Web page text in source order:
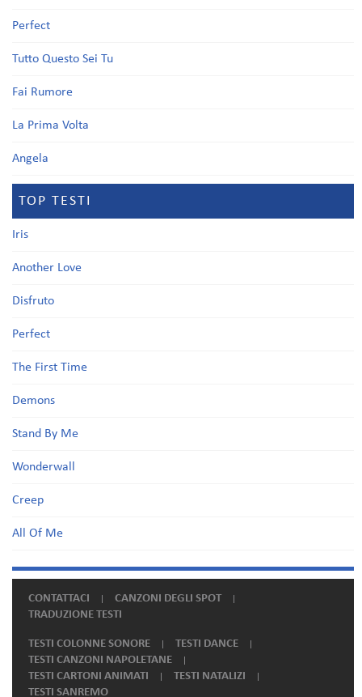
Perfect
Tutto Questo Sei Tu
Fai Rumore
La Prima Volta
Angela
TOP TESTI
Iris
Another Love
Disfruto
Perfect
The First Time
Demons
Stand By Me
Wonderwall
Creep
All Of Me
CONTATTACI
CANZONI DEGLI SPOT
TRADUZIONE TESTI
TESTI COLONNE SONORE
TESTI DANCE
TESTI CANZONI NAPOLETANE
TESTI CARTONI ANIMATI
TESTI NATALIZI
TESTI SANREMO